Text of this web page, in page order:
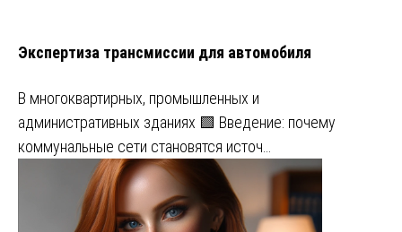
Экспертиза трансмиссии для автомобиля
В многоквартирных, промышленных и
административных зданиях 🟩 Введение: почему
коммунальные сети становятся источ…